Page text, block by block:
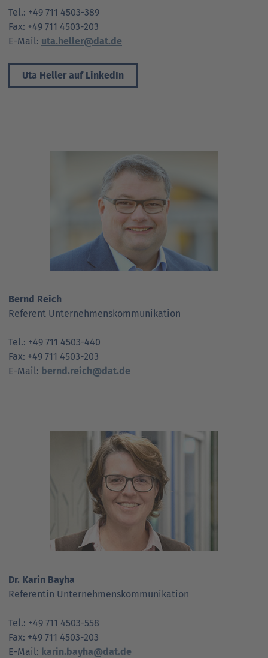
Tel.: +49 711 4503-389
Fax: +49 711 4503-203
E-Mail: uta.heller@dat.de
Uta Heller auf LinkedIn
Bernd Reich
Referent Unternehmenskommunikation
Tel.: +49 711 4503-440
Fax: +49 711 4503-203
E-Mail: bernd.reich@dat.de
Dr. Karin Bayha
Referentin Unternehmenskommunikation
Tel.: +49 711 4503-558
Fax: +49 711 4503-203
E-Mail: karin.bayha@dat.de